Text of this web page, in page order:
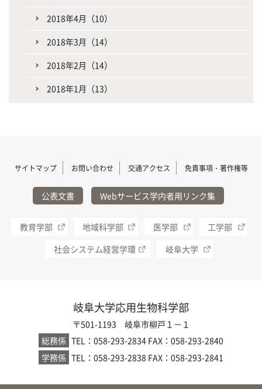
2018年4月（10）
2018年3月（14）
2018年2月（14）
2018年1月（13）
サイトマップ お問い合わせ 交通アクセス 免責事項・著作権等
公表文書 Webサービス学内者用リンク集
教育学部 地域科学部 医学部
工学部
社会システム経営学環
岐阜大学
岐阜大学応用生物科学部
〒501-1193 岐阜市柳戸１－１
総務係 TEL：058-293-2834 FAX：058-293-2840
学務係 TEL：058-293-2838 FAX：058-293-2841